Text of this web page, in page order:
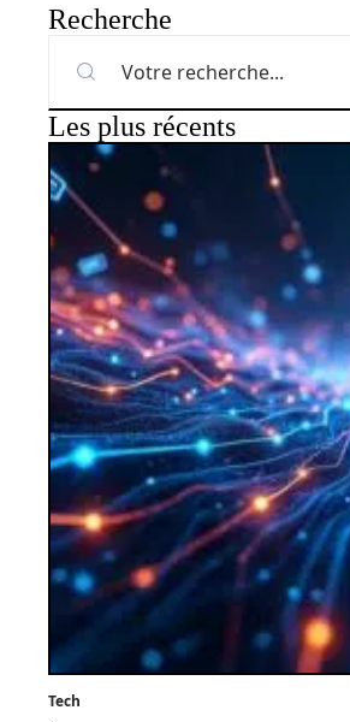
Recherche
Les plus récents
Tech